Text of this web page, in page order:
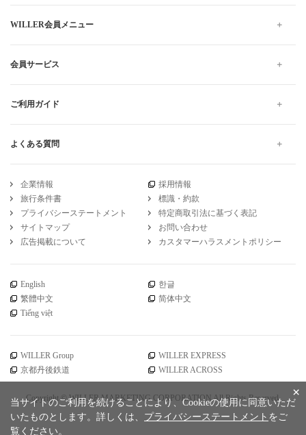
WILLER会員メニュー
会員サービス
ご利用ガイド
よくある質問
企業情報
採用情報
旅行条件書
標識・約款
プライバシーステートメント
特定商取引法に基づく表記
サイトマップ
お問い合わせ
広告掲載について
カスタマーハラスメントポリシー
English
한글
繁體中文
简体中文
Tiếng việt
WILLER Group
WILLER EXPRESS
京都丹後鉄道
WILLER ACROSS
Copyright © WILLER MARKETING CORPORATION All Rights Reserved. ×
当サイトのご利用を続けることにより、Cookieの使用に同意いただ
いたものとします。詳しくは、 プライバシーステートメント をご
覧ください。